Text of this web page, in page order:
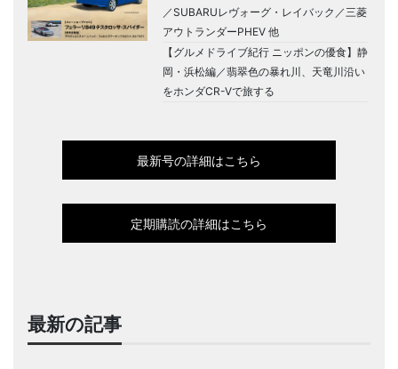
／SUBARUレヴォーグ・レイバック／三菱
アウトランダーPHEV 他
【グルメドライブ紀行 ニッポンの優食】静
岡・浜松編／翡翠色の暴れ川、天竜川沿い
をホンダCR-Vで旅する
最新号の詳細はこちら
定期購読の詳細はこちら
最新の記事